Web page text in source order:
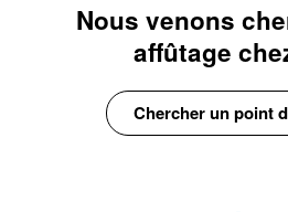
Nous venons
affûtage
Chercher un point